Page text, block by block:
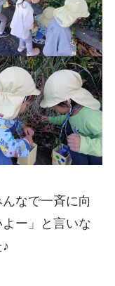
なで一斉に向
ー」と言いな